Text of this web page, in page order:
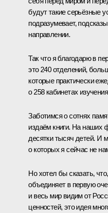
будут такие серьёзные
подразумевает,
направлении.
Так что я благодарю в
это 240 отделений,
которые практически
о 258 кабинетах
Заботимся о сотнях
издаём книги. На наших
десятки тысяч детей. И
о которых я сейчас не
Но хотел бы сказать,
объединяет в первую
и весь мир видим от
ценностей, это идея